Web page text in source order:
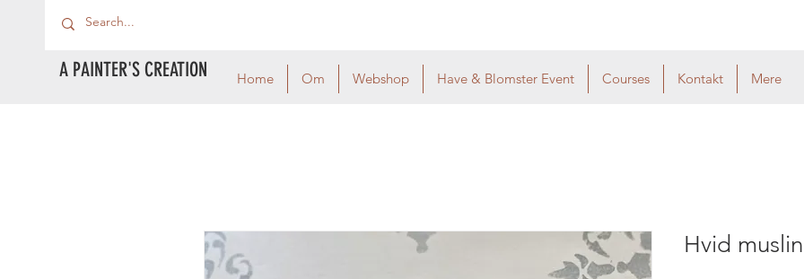
A PAINTER'S CREATION Home Om Webshop Have & Blomster Event Courses Kontakt Mere
Hvid